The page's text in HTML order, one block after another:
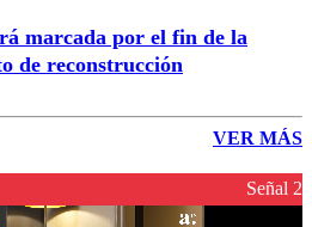
marcada por el fin de la
de reconstrucción
VER MÁS
Señal 2